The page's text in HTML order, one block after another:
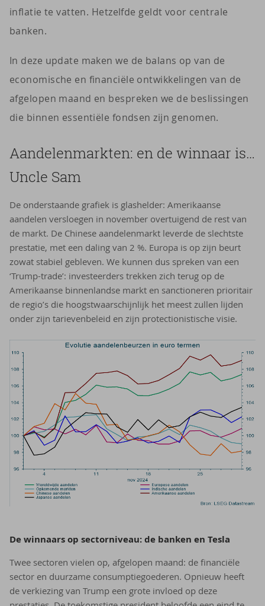
inflatie te vatten. Hetzelfde geldt voor centrale
banken.
In deze update maken we de balans op van de
economische en financiële ontwikkelingen van de
afgelopen maand en bespreken we de beslissingen
die binnen essentiële fondsen zijn genomen.
Aan­de­len­mark­ten: en de win­naar is…
Uncle Sam
De onderstaande grafiek is glashelder: Amerikaanse
aandelen versloegen in november overtuigend de rest van
de markt. De Chinese aandelenmarkt leverde de slechtste
prestatie, met een daling van 2 %. Europa is op zijn beurt
zowat stabiel gebleven. We kunnen dus spreken van een
‘Trump-trade’: investeerders trekken zich terug op de
Amerikaanse binnenlandse markt en sanctioneren prioritair
de regio’s die hoogstwaarschijnlijk het meest zullen lijden
onder zijn tarievenbeleid en zijn protectionistische visie.
De win­naars op sec­tor­ni­veau: de ban­ken en Tesla
Twee sectoren vielen op, afgelopen maand: de financiële
sector en duurzame consumptiegoederen. Opnieuw heeft
de verkiezing van Trump een grote invloed op deze